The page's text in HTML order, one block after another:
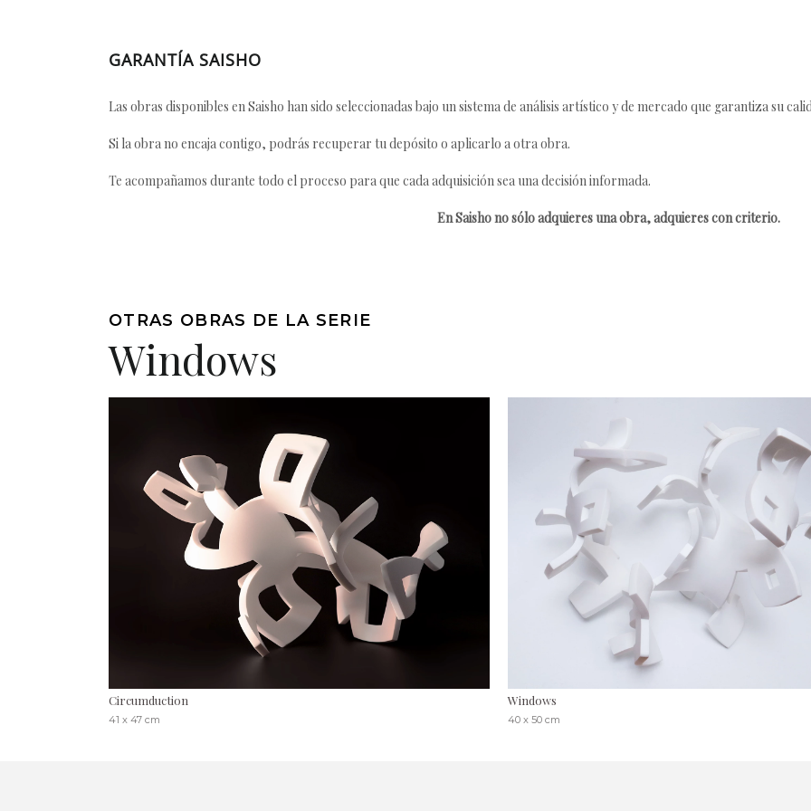
GARANTÍA SAISHO
Las obras disponibles en Saisho han sido seleccionadas bajo un sistema de análisis artístico y de mercado que garantiza su
Si la obra no encaja contigo, podrás recuperar tu depósito o aplicarlo a otra obra.
Te acompañamos durante todo el proceso para que cada adquisición sea una decisión informada.
En Saisho no sólo adquieres una obra, adquieres con criterio.
OTRAS OBRAS DE LA SERIE
Windows
Circumduction
41 x 47 cm
Windows
40 x 50 cm